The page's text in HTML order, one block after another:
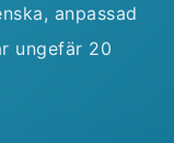
anpassad
ungefär 20